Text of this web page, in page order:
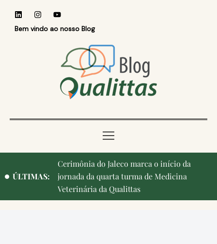
Bem vindo ao nosso Blog
ÚLTIMAS:
Cerimônia do Jaleco marca o início da
jornada da quarta turma de Medicina
Veterinária da Qualittas